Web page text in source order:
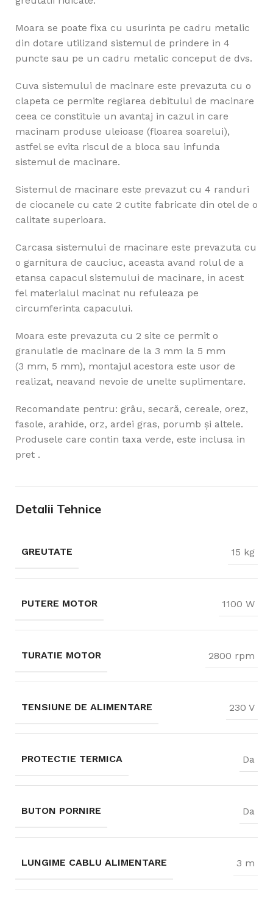
Moara se poate fixa cu usurinta pe cadru metalic
din dotare utilizand sistemul de prindere in 4
puncte sau pe un cadru metalic conceput de dvs.
Cuva sistemului de macinare este prevazuta cu o
clapeta ce permite reglarea debitului de macinare
ceea ce constituie un avantaj in cazul in care
macinam produse uleioase (floarea soarelui),
astfel se evita riscul de a bloca sau infunda
sistemul de macinare.
Sistemul de macinare este prevazut cu 4 randuri
de ciocanele cu cate 2 cutite fabricate din otel de o
calitate superioara.
Carcasa sistemului de macinare este prevazuta cu
o garnitura de cauciuc, aceasta avand rolul de a
etansa capacul sistemului de macinare, in acest
fel materialul macinat nu refuleaza pe
circumferinta capacului.
Moara este prevazuta cu 2 site ce permit o
granulatie de macinare de la 3 mm la 5 mm
(3 mm, 5 mm), montajul acestora este usor de
realizat, neavand nevoie de unelte suplimentare.
Recomandate pentru: grâu, secară, cereale, orez,
fasole, arahide, orz, ardei gras, porumb și altele.
Produsele care contin taxa verde, este inclusa in
pret .
Detalii Tehnice
GREUTATE 15 kg
PUTERE MOTOR 1100 W
TURATIE MOTOR 2800 rpm
TENSIUNE DE ALIMENTARE 230 V
PROTECTIE TERMICA Da
BUTON PORNIRE Da
LUNGIME CABLU ALIMENTARE 3 m